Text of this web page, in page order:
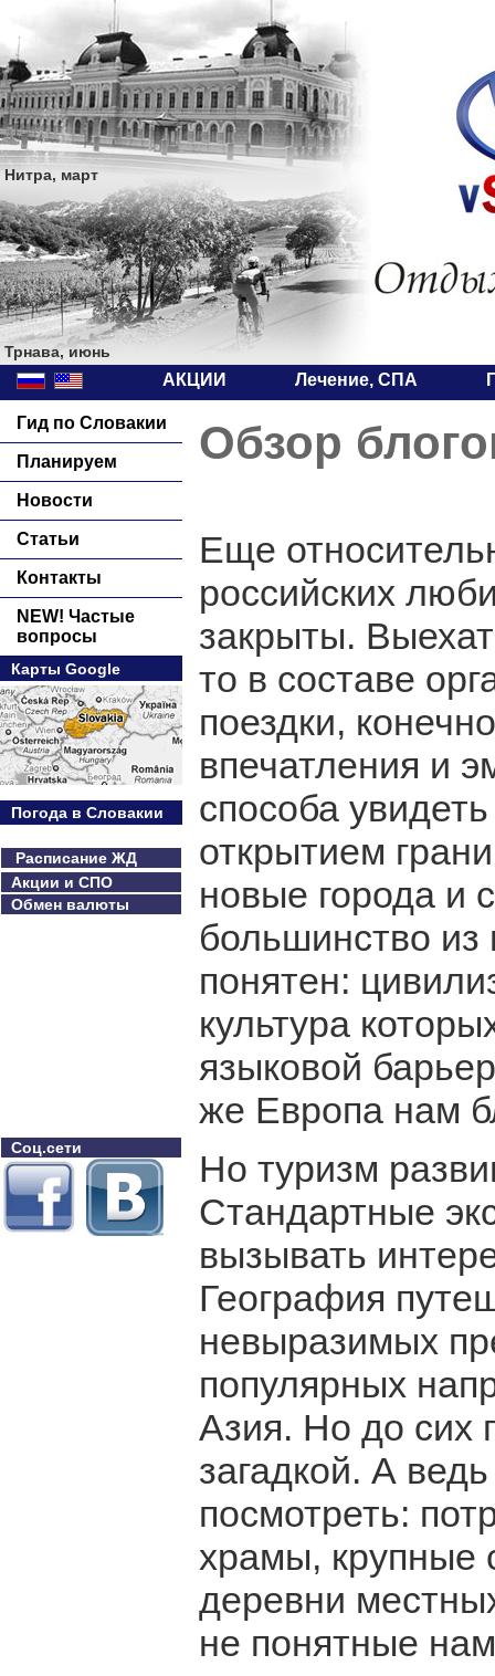
Нитра, март
Трнава, июнь
АКЦИИ Лечение, СПА
Гид по Словакии
Планируем
Новости
Статьи
Контакты
NEW! Частые
вопросы
Карты Google
Погода в Словакии
Расписание ЖД
Акции и СПО
Обмен валюты
Соц.сети
Обзор
Еще
российских
закрыты.
то в составе
поездки,
впечатления и
способа
открытием
новые города и
большинство из
понятен:
культура
языковой
же Европа нам
Но туризм
Стандартные
вызывать
География
невыразимых
популярных
Азия. Но до сих
загадкой. А
посмотреть:
храмы, крупные
деревни
не понятные